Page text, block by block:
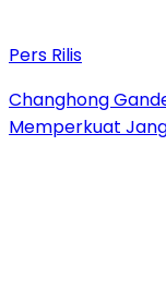
Pers Rilis
Changhong
Memperkuat